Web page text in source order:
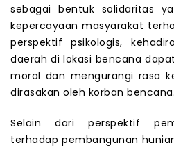
sebagai bentuk solidaritas
kepercayaan masyarakat
perspektif psikologis,
daerah di lokasi bencana
moral dan mengurangi rasa
dirasakan oleh korban bencana.
Selain dari perspektif
terhadap pembangunan